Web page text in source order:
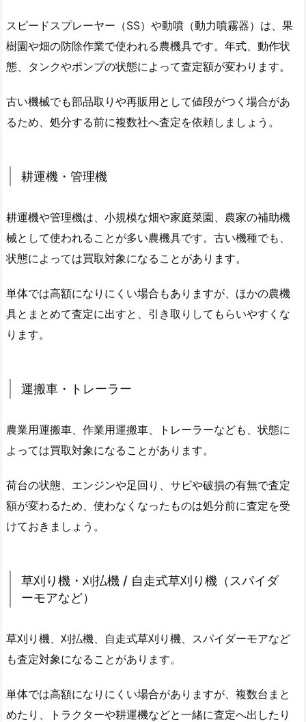
スピードスプレーヤー（SS）や動噴（動力噴霧器）は、果
樹園や畑の防除作業で使われる農機具です。年式、動作状
態、タンクやポンプの状態によって査定額が変わります。
古い機械でも部品取りや再販用として値段がつく場合があ
るため、処分する前に複数社へ査定を依頼しましょう。
耕運機・管理機
耕運機や管理機は、小規模な畑や家庭菜園、農家の補助機
械として使われることが多い農機具です。古い機種でも、
状態によっては買取対象になることがあります。
単体では高額になりにくい場合もありますが、ほかの農機
具とまとめて査定に出すと、引き取りしてもらいやすくな
ります。
運搬車・トレーラー
農業用運搬車、作業用運搬車、トレーラーなども、状態に
よっては買取対象になることがあります。
荷台の状態、エンジンや足回り、サビや破損の有無で査定
額が変わるため、使わなくなったものは処分前に査定を受
けておきましょう。
草刈り機・刈払機 / 自走式草刈り機（スパイダ
ーモアなど）
草刈り機、刈払機、自走式草刈り機、スパイダーモアなど
も査定対象になることがあります。
単体では高額になりにくい場合がありますが、複数台まと
めたり、トラクターや耕運機などと一緒に査定へ出したり